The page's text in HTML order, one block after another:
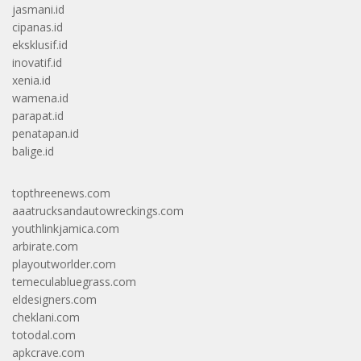
jasmani.id
cipanas.id
eksklusif.id
inovatif.id
xenia.id
wamena.id
parapat.id
penatapan.id
balige.id
topthreenews.com
aaatrucksandautowreckings.com
youthlinkjamica.com
arbirate.com
playoutworlder.com
temeculabluegrass.com
eldesigners.com
cheklani.com
totodal.com
apkcrave.com